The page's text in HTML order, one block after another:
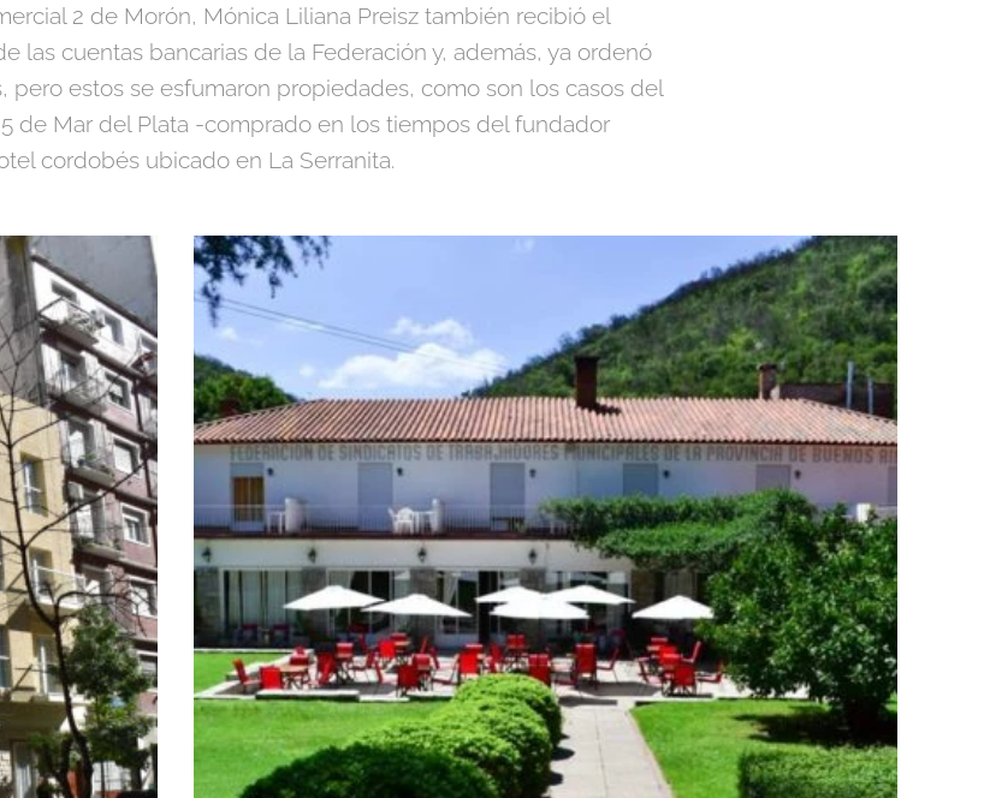
2 de Morón, Mónica Liliana Preisz también recibió el
las cuentas bancarias de la Federación y, además, ya ordenó
pero estos se esfumaron propiedades, como son los casos del
de Mar del Plata -comprado en los tiempos del fundador
cordobés ubicado en La Serranita.